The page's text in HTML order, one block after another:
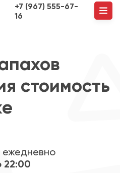
+7 (967) 555-67-
16
стоимость
22:00